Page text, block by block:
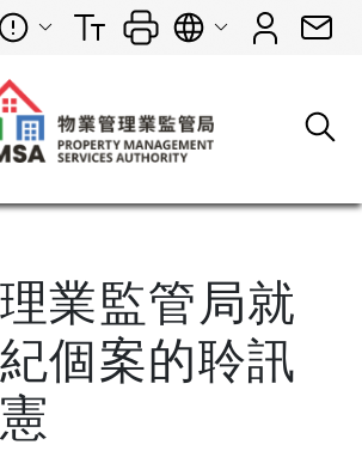
業監管局就
個案的聆訊